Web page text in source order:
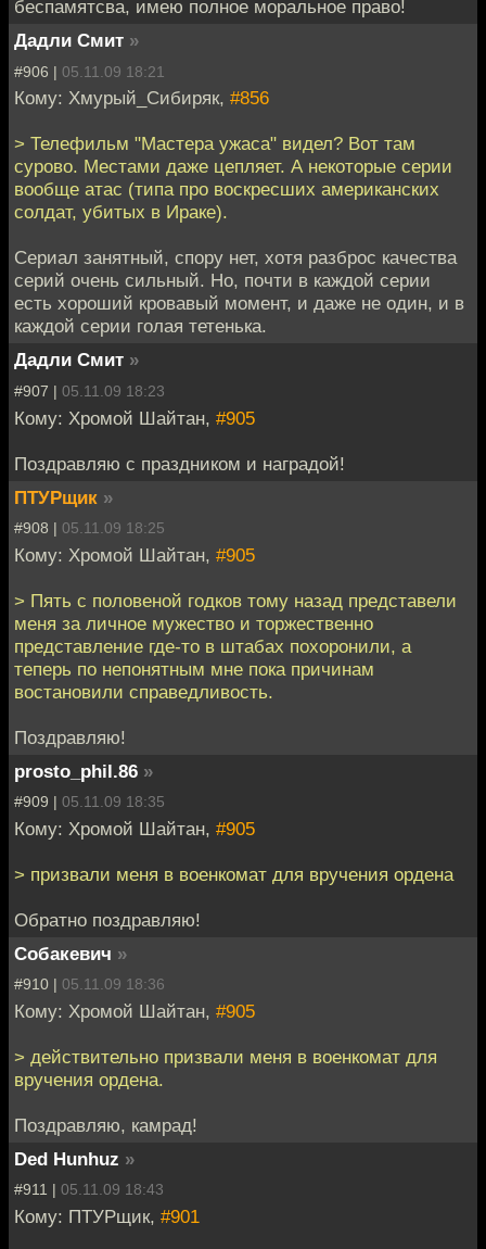
беспамятсва, имею полное моральное право!
Дадли Смит »
#906 | 05.11.09 18:21
Кому: Хмурый_Сибиряк, #856
> Телефильм "Мастера ужаса" видел? Вот там
сурово. Местами даже цепляет. А некоторые серии
вообще атас (типа про воскресших американских
солдат, убитых в Ираке).
Сериал занятный, спору нет, хотя разброс качества
серий очень сильный. Но, почти в каждой серии
есть хороший кровавый момент, и даже не один, и в
каждой серии голая тетенька.
Дадли Смит »
#907 | 05.11.09 18:23
Кому: Хромой Шайтан, #905
Поздравляю с праздником и наградой!
ПТУРщик »
#908 | 05.11.09 18:25
Кому: Хромой Шайтан, #905
> Пять с половеной годков тому назад представели
меня за личное мужество и торжественно
представление где-то в штабах похоронили, а
теперь по непонятным мне пока причинам
востановили справедливость.
Поздравляю!
prosto_phil.86 »
#909 | 05.11.09 18:35
Кому: Хромой Шайтан, #905
> призвали меня в военкомат для вручения ордена
Обратно поздравляю!
Собакевич »
#910 | 05.11.09 18:36
Кому: Хромой Шайтан, #905
> действительно призвали меня в военкомат для
вручения ордена.
Поздравляю, камрад!
Ded Hunhuz »
#911 | 05.11.09 18:43
Кому: ПТУРщик, #901